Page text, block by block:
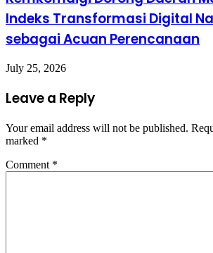
Indeks Transformasi Digital
sebagai Acuan Perencanaan
July 25, 2026
Leave a Reply
Your email address will not be published.
marked *
Comment *